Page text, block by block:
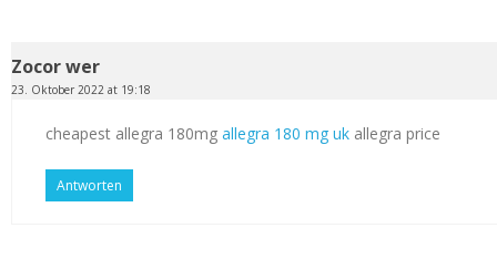
Zocor wer
23. Oktober 2022 at 19:18
cheapest allegra 180mg allegra 180 mg uk allegra price
Antworten